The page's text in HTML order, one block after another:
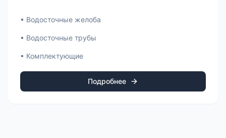
• Водосточные желоба
• Водосточные трубы
• Комплектующие
Подробнее